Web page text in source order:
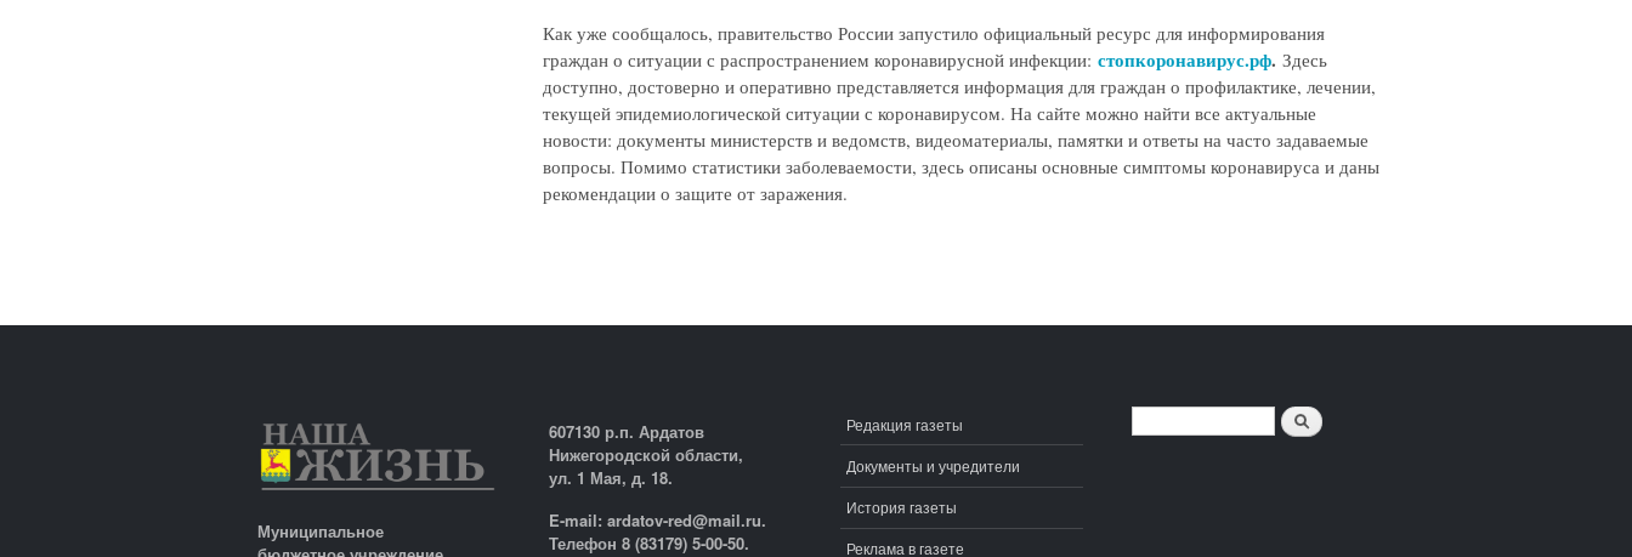
Как уже сообщалось, правительство России запустило официальный ресурс для информирования
граждан о ситуации с распространением коронавирусной инфекции: стопкоронавирус.рф. Здесь
доступно, достоверно и оперативно представляется информация для граждан о профилактике, лечении,
текущей эпидемиологической ситуации с коронавирусом. На сайте можно найти все актуальные
новости: документы министерств и ведомств, видеоматериалы, памятки и ответы на часто задаваемые
вопросы. Помимо статистики заболеваемости, здесь описаны основные симптомы коронавируса и даны
рекомендации о защите от заражения.
Муниципальное
607130 р.п. Ардатов
Нижегородской области,
ул. 1 Мая, д. 18.
E-mail: ardatov-red@mail.ru.
Телефон 8 (83179) 5-00-50.
Редакция газеты
Документы и учредители
История газеты
Реклама в газете
Поиск